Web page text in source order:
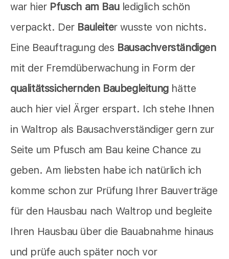
war hier Pfusch am Baulediglich schön
verpackt. Der Bauleiter wusste von nichts.
Eine Beauftragung des Bausachverständigen
mit der Fremdüberwachung in Form der
qualitätssichernden Baubegleitunghätte
auch hier viel Ärger erspart. Ich stehe Ihnen
in Waltrop als Bausachverständiger gern zur
Seite um Pfusch am Bau keine Chance zu
geben. Am liebsten habe ich natürlich ich
komme schon zur Prüfung Ihrer Bauverträge
für den Hausbau nach Waltrop und begleite
Ihren Hausbau über die Bauabnahme hinaus
und prüfe auch später noch vor